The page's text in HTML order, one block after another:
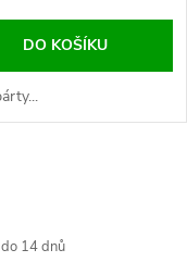
DO KOŠÍKU
14 dnů